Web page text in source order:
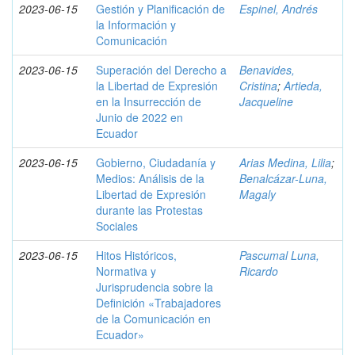
2023-06-15
Gestión y Planificación de
la Información y
Comunicación
Espinel, Andrés
2023-06-15
Superación del Derecho a
la Libertad de Expresión
en la Insurrección de
Junio de 2022 en
Ecuador
Benavides,
Cristina;Artieda,
Jacqueline
2023-06-15
Gobierno, Ciudadanía y
Medios: Análisis de la
Libertad de Expresión
durante las Protestas
Sociales
Arias Medina, Lilia;
Benalcázar-Luna,
Magaly
2023-06-15
Hitos Históricos,
Normativa y
Jurisprudencia sobre la
Definición «Trabajadores
de la Comunicación en
Ecuador»
Pascumal Luna,
Ricardo